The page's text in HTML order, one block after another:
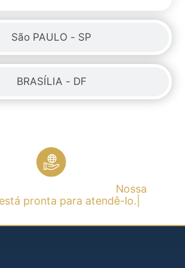
São PAULO - SP
BRASÍLIA - DF
Nossa
pronta para atendê-lo.|